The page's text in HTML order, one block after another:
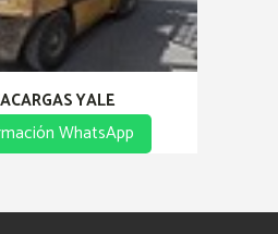
YALE
WhatsApp